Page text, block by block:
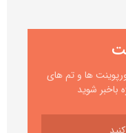
ها و تم های
باخبر شوید